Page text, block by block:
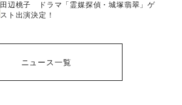
田辺桃子 ドラマ「霊媒探偵・城塚翡翠」ゲ
スト出演決定！
ニュース一覧